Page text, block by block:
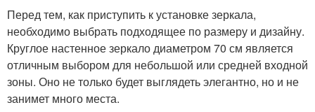
Перед тем, как приступить к установке зеркала,
необходимо выбрать подходящее по размеру и дизайну.
Круглое настенное зеркало диаметром 70 см является
отличным выбором для небольшой или средней входной
зоны. Оно не только будет выглядеть элегантно, но и не
занимет много места.